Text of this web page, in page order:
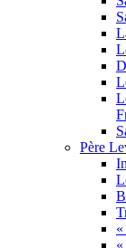
Père